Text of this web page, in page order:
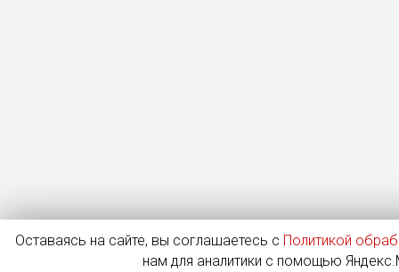
Оставаясь на сайте, вы соглашаетесь с Политикой
нам для аналитики с помощью